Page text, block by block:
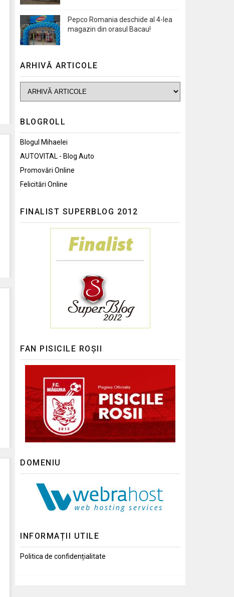
Pepco Romania deschide al 4-lea
magazin din orasul Bacau!
ARHIVĂ ARTICOLE
BLOGROLL
Blogul Mihaelei
AUTOVITAL - Blog Auto
Promovări Online
Felicitări Online
FINALIST SUPERBLOG 2012
FAN PISICILE ROȘII
DOMENIU
INFORMAȚII UTILE
Politica de confidențialitate